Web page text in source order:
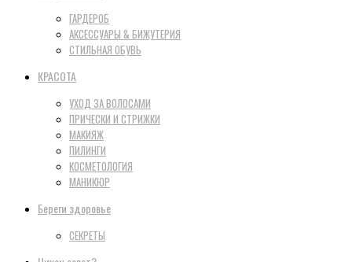
ГАРДЕРОБ
АКСЕССУАРЫ & БИЖУТЕРИЯ
СТИЛЬНАЯ ОБУВЬ
КРАСОТА
УХОД ЗА ВОЛОСАМИ
ПРИЧЕСКИ И СТРИЖКИ
МАКИЯЖ
ПИЛИНГИ
КОСМЕТОЛОГИЯ
МАНИКЮР
Береги здоровье
СЕКРЕТЫ